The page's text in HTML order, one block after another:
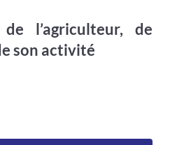
l’agriculteur, de
son activité